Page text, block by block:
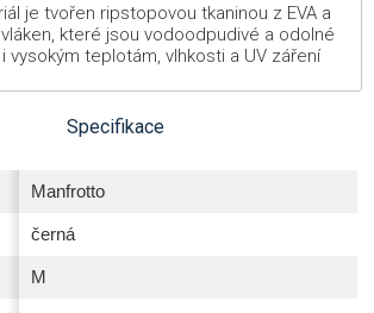
je tvořen ripstopovou tkaninou z EVA a
které jsou vodoodpudivé a odolné
vysokým teplotám, vlhkosti a UV záření
Specifikace
Manfrotto
černá
M